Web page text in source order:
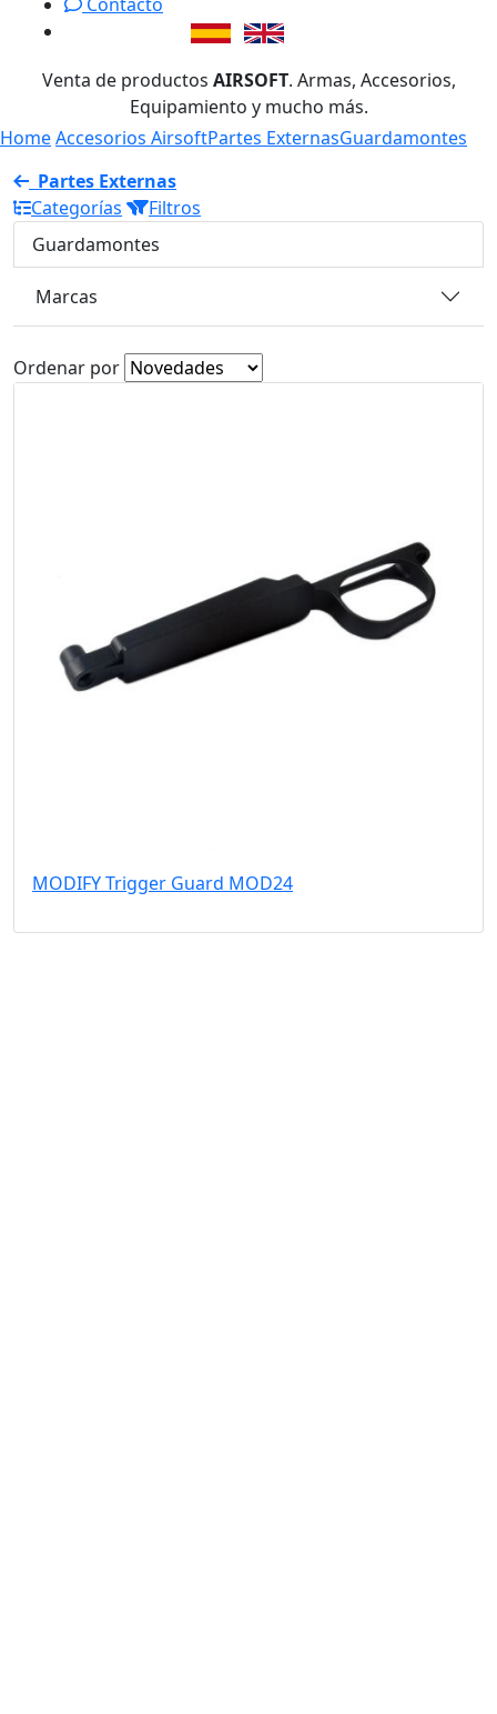
Venta de productos AIRSOFT. Armas, Accesorios,
Equipamiento y mucho más.
HomeAccesorios AirsoftPartes ExternasGuardamontes
Partes Externas
Categorías
Filtros
Guardamontes
Marcas
Ordenar por
MODIFY Trigger Guard MOD24